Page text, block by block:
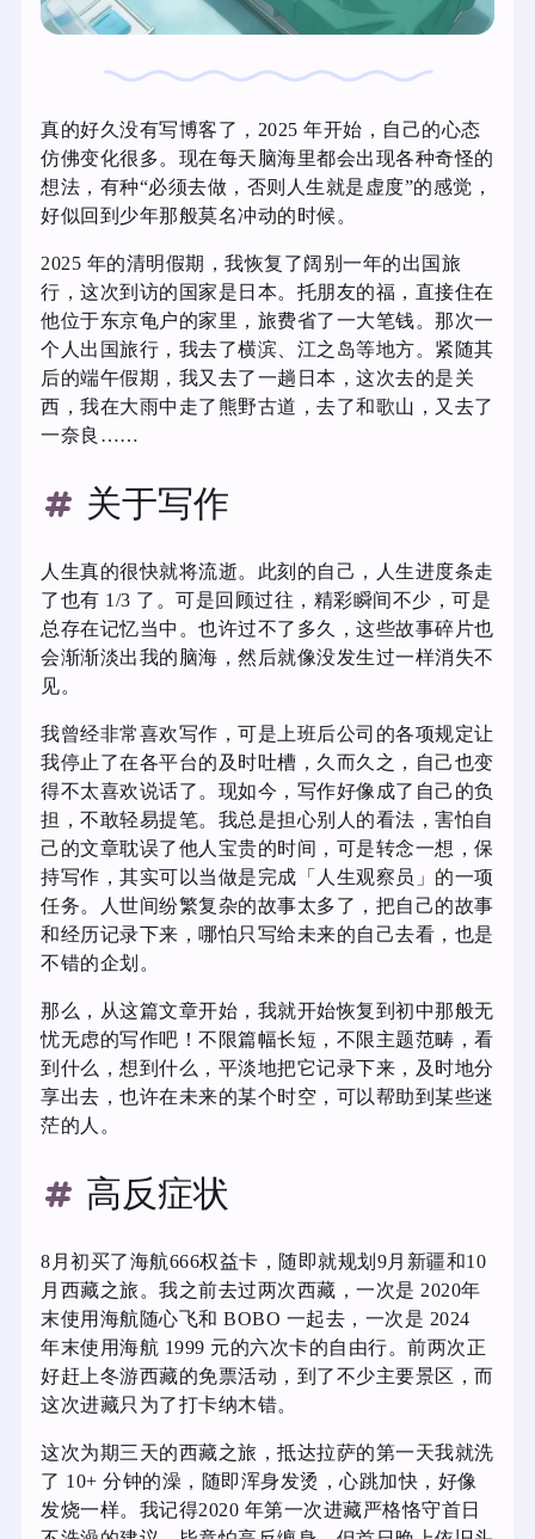
真的好久没有写博客了，2025 年开始，自己的心态
仿佛变化很多。现在每天脑海里都会出现各种奇怪的
想法，有种“必须去做，否则人生就是虚度”的感觉，
好似回到少年那般莫名冲动的时候。
2025 年的清明假期，我恢复了阔别一年的出国旅
行，这次到访的国家是日本。托朋友的福，直接住在
他位于东京龟户的家里，旅费省了一大笔钱。那次一
个人出国旅行，我去了横滨、江之岛等地方。紧随其
后的端午假期，我又去了一趟日本，这次去的是关
西，我在大雨中走了熊野古道，去了和歌山，又去了
一奈良……
关于写作
人生真的很快就将流逝。此刻的自己，人生进度条走
了也有 1/3 了。可是回顾过往，精彩瞬间不少，可是
总存在记忆当中。也许过不了多久，这些故事碎片也
会渐渐淡出我的脑海，然后就像没发生过一样消失不
见。
我曾经非常喜欢写作，可是上班后公司的各项规定让
我停止了在各平台的及时吐槽，久而久之，自己也变
得不太喜欢说话了。现如今，写作好像成了自己的负
担，不敢轻易提笔。我总是担心别人的看法，害怕自
己的文章耽误了他人宝贵的时间，可是转念一想，保
持写作，其实可以当做是完成「人生观察员」的一项
任务。人世间纷繁复杂的故事太多了，把自己的故事
和经历记录下来，哪怕只写给未来的自己去看，也是
不错的企划。
那么，从这篇文章开始，我就开始恢复到初中那般无
忧无虑的写作吧！不限篇幅长短，不限主题范畴，看
到什么，想到什么，平淡地把它记录下来，及时地分
享出去，也许在未来的某个时空，可以帮助到某些迷
茫的人。
高反症状
8月初买了海航666权益卡，随即就规划9月新疆和10
月西藏之旅。我之前去过两次西藏，一次是 2020年
末使用海航随心飞和 BOBO 一起去，一次是 2024
年末使用海航 1999 元的六次卡的自由行。前两次正
好赶上冬游西藏的免票活动，到了不少主要景区，而
这次进藏只为了打卡纳木错。
这次为期三天的西藏之旅，抵达拉萨的第一天我就洗
了 10+ 分钟的澡，随即浑身发烫，心跳加快，好像
发烧一样。我记得2020 年第一次进藏严格恪守首日